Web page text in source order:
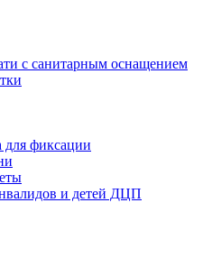
с санитарным оснащением
для фиксации
и детей ДЦП